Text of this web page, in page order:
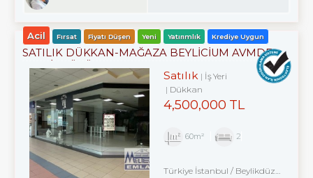
Acil Fırsat Fiyatı Düşen Yeni Yatırımlık Krediye Uygun
SATILIK DÜKKAN-MAĞAZA BEYLİCİUM AVMDE
BEYLİZDÜZÜ E5 KENARI
Satılık
İş Yeri
Dükkan
4,500,000 TL
60m² 2